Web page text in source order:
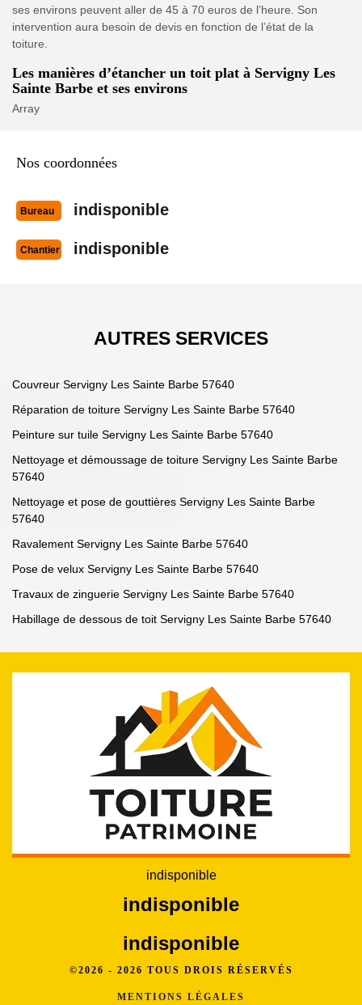
ses environs peuvent aller de 45 à 70 euros de l’heure. Son
intervention aura besoin de devis en fonction de l’état de la
toiture.
Les manières d’étancher un toit plat à Servigny Les
Sainte Barbe et ses environs
Array
Nos coordonnées
Bureau indisponible
Chantier indisponible
AUTRES SERVICES
Couvreur Servigny Les Sainte Barbe 57640
Réparation de toiture Servigny Les Sainte Barbe 57640
Peinture sur tuile Servigny Les Sainte Barbe 57640
Nettoyage et démoussage de toiture Servigny Les Sainte Barbe
57640
Nettoyage et pose de gouttières Servigny Les Sainte Barbe
57640
Ravalement Servigny Les Sainte Barbe 57640
Pose de velux Servigny Les Sainte Barbe 57640
Travaux de zinguerie Servigny Les Sainte Barbe 57640
Habillage de dessous de toit Servigny Les Sainte Barbe 57640
indisponible
indisponible
indisponible
©2026 - 2026 TOUS DROIS RÉSERVÉS
MENTIONS LÉGALES